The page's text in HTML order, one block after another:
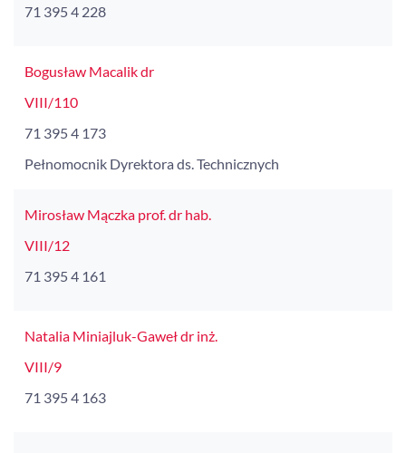
71 395 4 228
Bogusław Macalik dr
VIII/110
71 395 4 173
Pełnomocnik Dyrektora ds. Technicznych
Mirosław Mączka prof. dr hab.
VIII/12
71 395 4 161
Natalia Miniajluk-Gaweł dr inż.
VIII/9
71 395 4 163